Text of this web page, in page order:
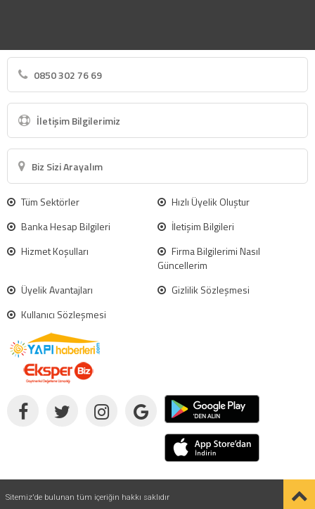
0850 302 76 69
İletişim Bilgilerimiz
Biz Sizi Arayalım
Tüm Sektörler
Hızlı Üyelik Oluştur
Banka Hesap Bilgileri
İletişim Bilgileri
Hizmet Koşulları
Firma Bilgilerimi Nasıl
Güncellerim
Üyelik Avantajları
Gizlilik Sözleşmesi
Kullanıcı Sözleşmesi
Sitemiz'de bulunan tüm içeriğin hakkı saklıdır